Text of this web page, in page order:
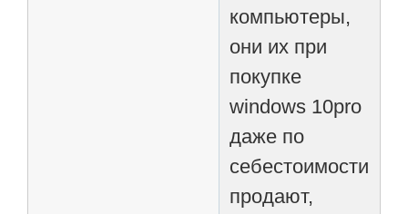
компьютеры,
они их при
покупке
windows 10pro
даже по
себестоимости
продают,